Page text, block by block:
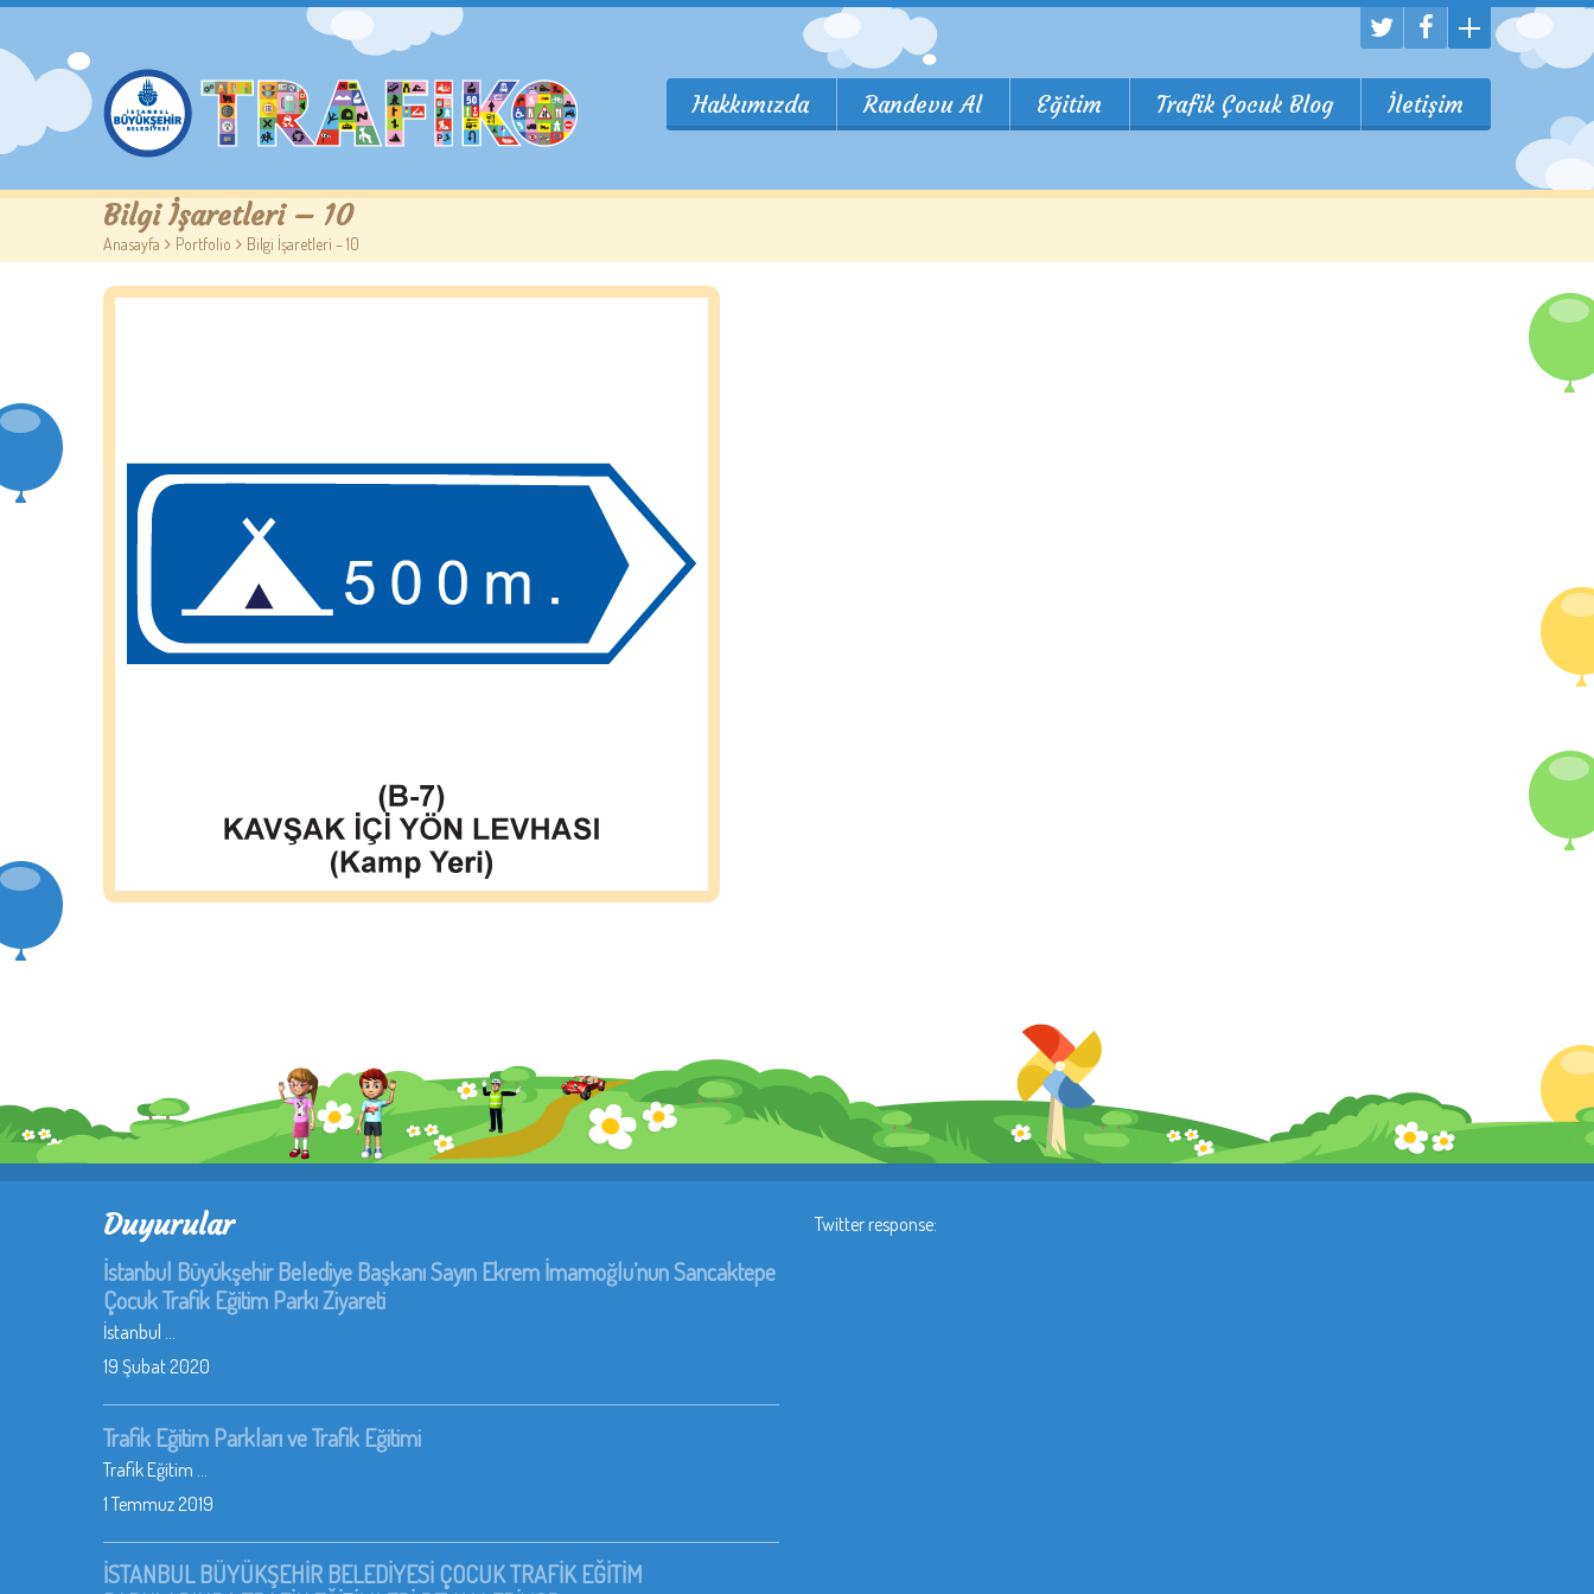
Hakkımızda Randevu Al Eğitim Trafik Çocuk Blog İletişim
Bilgi İşaretleri – 10
Anasayfa > Portfolio > Bilgi İşaretleri – 10
Duyurular
İstanbul Büyükşehir Belediye Başkanı Sayın Ekrem İmamoğlu’nun Sancaktepe
Çocuk Trafik Eğitim Parkı Ziyareti
İstanbul ...
19 Şubat 2020
Trafik Eğitim Parkları ve Trafik Eğitimi
Trafik Eğitim ...
1 Temmuz 2019
İSTANBUL BÜYÜKŞEHİR BELEDİYESİ ÇOCUK TRAFİK EĞİTİM
Twitter response: